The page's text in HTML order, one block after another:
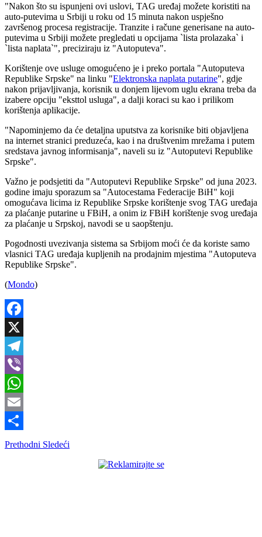
"Nakon što su ispunjeni ovi uslovi, TAG uređaj možete koristiti na
auto-putevima u Srbiji u roku od 15 minuta nakon uspješno
završenog procesa registracije. Tranzite i račune generisane na auto-
putevima u Srbiji možete pregledati u opcijama `lista prolazaka` i
`lista naplata`", preciziraju iz "Autoputeva".
Korištenje ove usluge omogućeno je i preko portala "Autoputeva
Republike Srpske" na linku "Elektronska naplata putarine", gdje
nakon prijavljivanja, korisnik u donjem lijevom uglu ekrana treba da
izabere opciju "eksttol usluga", a dalji koraci su kao i prilikom
korištenja aplikacije.
"Napominjemo da će detaljna uputstva za korisnike biti objavljena
na internet stranici preduzeća, kao i na društvenim mrežama i putem
sredstava javnog informisanja", naveli su iz "Autoputevi Republike
Srpske".
Važno je podsjetiti da "Autoputevi Republike Srpske" od juna 2023.
godine imaju sporazum sa "Autocestama Federacije BiH" koji
omogućava licima iz Republike Srpske korištenje svog TAG uređaja
za plaćanje putarine u FBiH, a onim iz FBiH korištenje svog uređaja
za plaćanje u Srpskoj, navodi se u saopštenju.
Pogodnosti uvezivanja sistema sa Srbijom moći će da koriste samo
vlasnici TAG uređaja kupljenih na prodajnim mjestima "Autoputeva
Republike Srpske".
(Mondo)
Facebook
X
Telegram
Viber
WhatsApp
Email
Share
Prethodni Sledeći